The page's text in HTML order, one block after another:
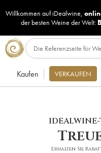
Willkommen auf iDealwine,
der besten Weine der Welt:
Kaufen VERKAUFEN
Erhalten Sie